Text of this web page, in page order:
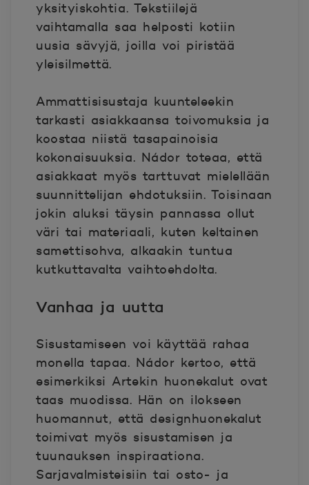
yksityiskohtia. Tekstiilejä
vaihtamalla saa helposti kotiin
uusia sävyjä, joilla voi piristää
yleisilmettä.
Ammattisisustaja kuunteleekin
tarkasti asiakkaansa toivomuksia ja
koostaa niistä tasapainoisia
kokonaisuuksia. Nádor toteaa, että
asiakkaat myös tarttuvat mielellään
suunnittelijan ehdotuksiin. Toisinaan
jokin aluksi täysin pannassa ollut
väri tai materiaali, kuten keltainen
samettisohva, alkaakin tuntua
kutkuttavalta vaihtoehdolta.
Vanhaa ja uutta
Sisustamiseen voi käyttää rahaa
monella tapaa. Nádor kertoo, että
esimerkiksi Artekin huonekalut ovat
taas muodissa. Hän on ilokseen
huomannut, että designhuonekalut
toimivat myös sisustamisen ja
tuunauksen inspiraationa.
Sarjavalmisteisiin tai osto- ja